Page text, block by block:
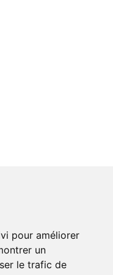
pour améliorer
un
le trafic de